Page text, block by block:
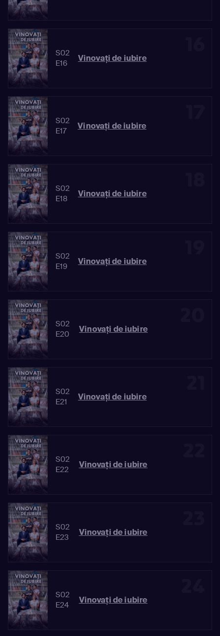
S02
E16
Vinovaţi de iubire
S02
E17
Vinovaţi de iubire
S02
E18
Vinovaţi de iubire
S02
E19
Vinovaţi de iubire
S02
E20
Vinovaţi de iubire
S02
E21
Vinovaţi de iubire
S02
E22
Vinovaţi de iubire
S02
E23
Vinovaţi de iubire
S02
E24
Vinovaţi de iubire